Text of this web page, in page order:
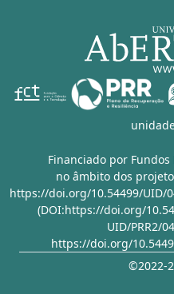
Financiado por
no âmbito dos
https://doi.org/10.54499/UID/
(DOI:https://doi.org/
UID/PRR2/
https://doi.org/
©2022-